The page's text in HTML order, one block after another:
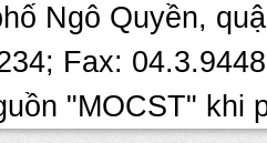
Ngô Quyền,
Fax:
"MOCST" khi